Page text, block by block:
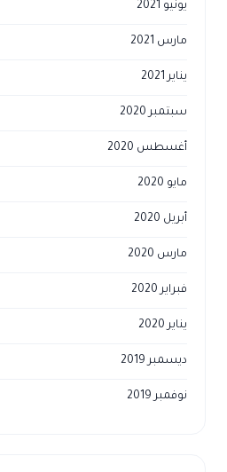
يونيو 2021
مارس 2021
يناير 2021
سبتمبر 2020
أغسطس 2020
مايو 2020
أبريل 2020
مارس 2020
فبراير 2020
يناير 2020
ديسمبر 2019
نوفمبر 2019